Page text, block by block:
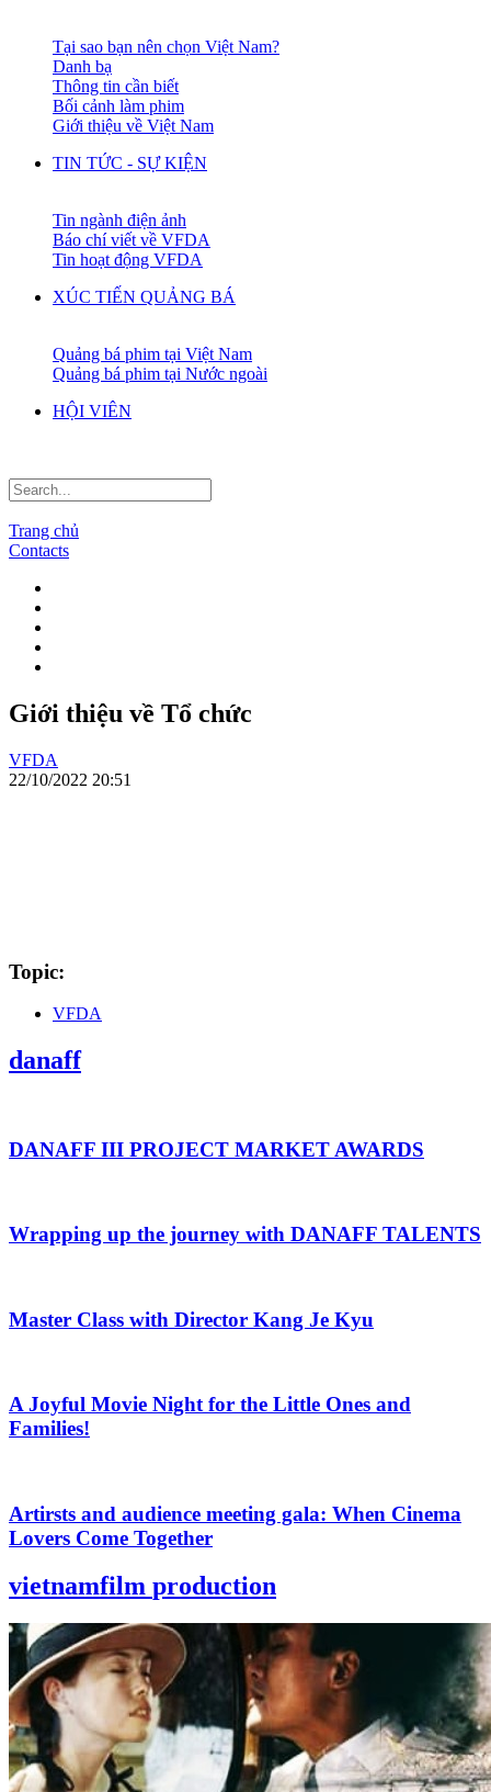
Tại sao bạn nên chọn Việt Nam?
Danh bạ
Thông tin cần biết
Bối cảnh làm phim
Giới thiệu về Việt Nam
TIN TỨC - SỰ KIỆN
Tin ngành điện ảnh
Báo chí viết về VFDA
Tin hoạt động VFDA
XÚC TIẾN QUẢNG BÁ
Quảng bá phim tại Việt Nam
Quảng bá phim tại Nước ngoài
HỘI VIÊN
Trang chủ
Contacts
Giới thiệu về Tổ chức
VFDA
22/10/2022 20:51
Topic:
VFDA
danaff
DANAFF III PROJECT MARKET AWARDS
Wrapping up the journey with DANAFF TALENTS
Master Class with Director Kang Je Kyu
A Joyful Movie Night for the Little Ones and
Families!
Artirsts and audience meeting gala: When Cinema
Lovers Come Together
vietnamfilm production